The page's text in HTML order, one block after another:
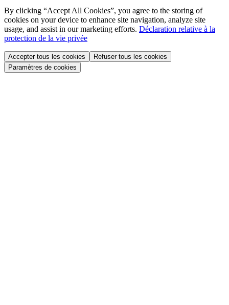
By clicking “Accept All Cookies”, you agree to the storing of
cookies on your device to enhance site navigation, analyze site
usage, and assist in our marketing efforts. Déclaration relative à la
protection de la vie privée
Accepter tous les cookies
Refuser tous les cookies
Paramètres de cookies